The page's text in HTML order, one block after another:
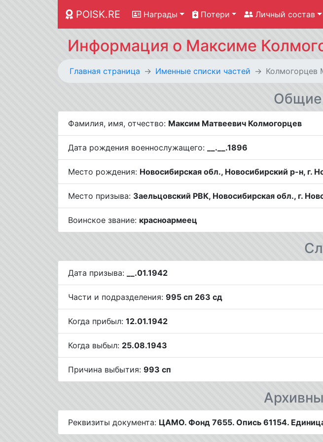
POISK.RE Награды Потери Личный состав
Информация о Максиме
Главная страница Именные списки частей Колмогорцев
Общие
Фамилия, имя, отчество: Максим Матвеевич Колмогорцев
Дата рождения военнослужащего: __.__.1896
Место рождения: Новосибирская обл., Новосибирский р-н, г.
Место призыва: Заельцовский РВК, Новосибирская обл., г.
Воинское звание: красноармеец
Дата призыва: __.01.1942
Части и подразделения: 995 сп 263 сд
Когда прибыл: 12.01.1942
Когда выбыл: 25.08.1943
Причина выбытия: 993 сп
Реквизиты документа: ЦАМО. Фонд 7655. Опись 61154.